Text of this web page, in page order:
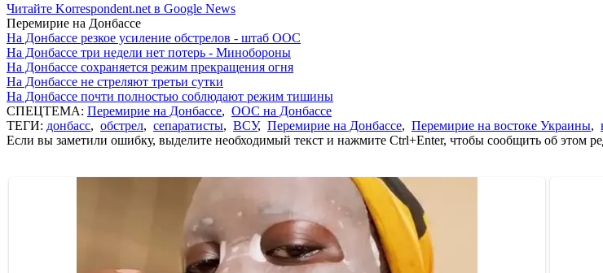
Читайте Korrespondent.net в Google News
Перемирие на Донбассе
На Донбассе резкое усиление обстрелов - штаб ООС
На Донбассе три недели нет потерь - Минобороны
На Донбассе сохраняется режим прекращения огня
На Донбассе не стреляют третьи сутки
На Донбассе почти полностью соблюдают режим тишины
СПЕЦТЕМА: Перемирие на Донбассе, ООС на Донбассе
ТЕГИ: донбасс, обстрел, сепаратисты, ВСУ, Перемирие на Донбассе, Перемирие на востоке Украины,
Если вы заметили ошибку, выделите необходимый текст и нажмите Ctrl+Enter, чтобы сообщить об этом